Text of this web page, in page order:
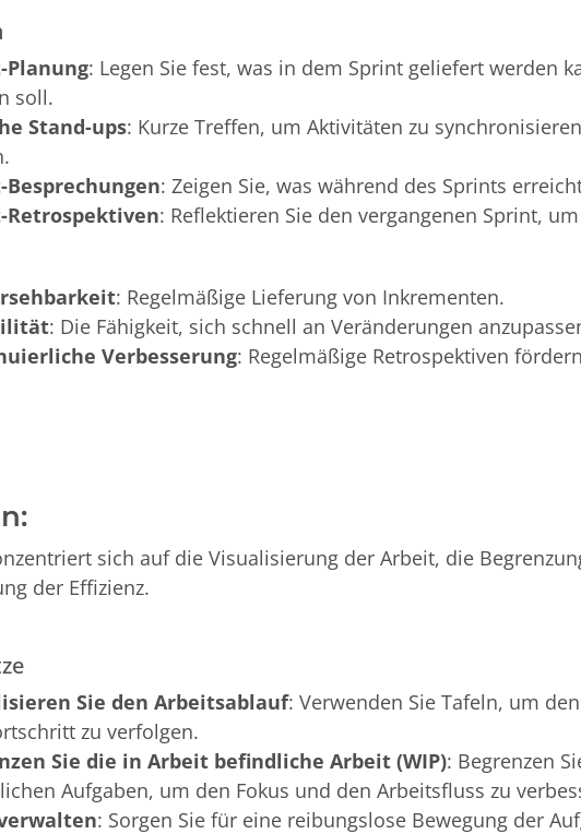
Planung: Legen Sie fest, was in dem Sprint geliefert werden
soll.
Stand-ups: Kurze Treffen, um Aktivitäten zu
: Zeigen Sie, was während des Sprints
Retrospektiven: Reflektieren Sie den vergangenen Sprint,
: Regelmäßige Lieferung von Inkrementen.
: Die Fähigkeit, sich schnell an Veränderungen
Verbesserung: Regelmäßige Retrospektiven
sich auf die Visualisierung der Arbeit, die
der Effizienz.
Sie den Arbeitsablauf: Verwenden Sie Tafeln, um
zu verfolgen.
Sie die in Arbeit befindliche Arbeit (WIP): Begrenzen
Aufgaben, um den Fokus und den Arbeitsfluss zu
: Sorgen Sie für eine reibungslose Bewegung der